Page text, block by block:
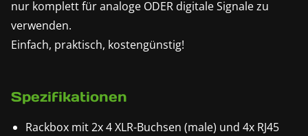
nur komplett für analoge ODER digitale Signale zu
verwenden.
Einfach, praktisch, kostengünstig!
Spezifikationen
Rackbox mit 2x 4 XLR-Buchsen (male) und 4x RJ45